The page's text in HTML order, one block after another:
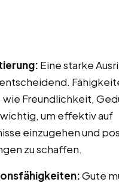
Eine starke
Freundlichkeit,
um effektiv auf
einzugehen und
zu schaffen.
Gute